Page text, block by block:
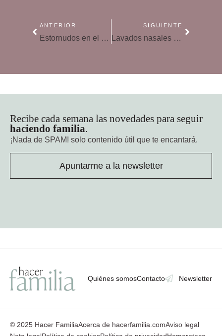
ANTERIOR
Estornudos en el recién nacido, todo lo que debes saber
SIGUIENTE
Lavados nasales en bebés, como hacerlos del mejor modo
Recibe cada semana las novedades para seguir
haciendo familia.
¡Nada de SPAM! solo contenido útil que te encantará.
Apuntarme a la newsletter
Quiénes somosContacto Newsletter
© 2025 Hacer FamiliaAcerca de hacerfamilia.comAviso legal